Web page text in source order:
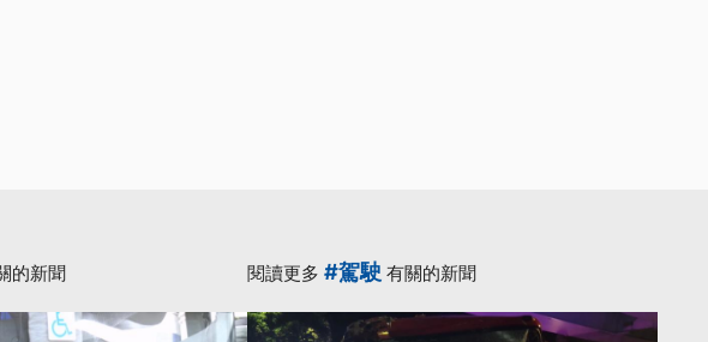
的新聞 閱讀更多 #駕駛 有關的新聞